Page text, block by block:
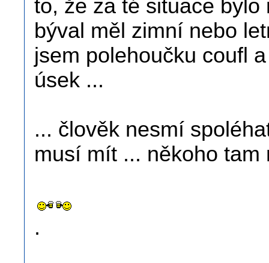
to, že za té situace
býval měl zimní nebo
jsem polehoučku coufl
úsek ...
... člověk nesmí
musí mít ... někoho tam
.